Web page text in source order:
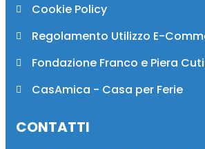
Cookie Policy
Regolamento Utilizzo E-
Fondazione Franco e Piera
CasAmica - Casa per Ferie
CONTATTI